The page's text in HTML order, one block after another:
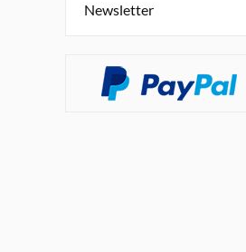
Newsletter